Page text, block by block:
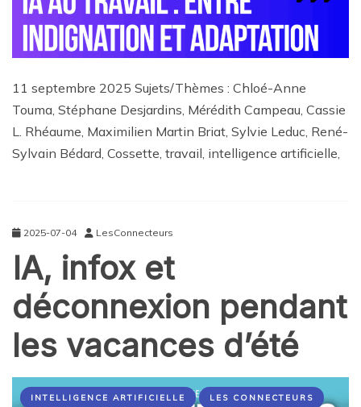
11 septembre 2025 Sujets/Thèmes : Chloé-Anne
Touma, Stéphane Desjardins, Mérédith Campeau, Cassie
L. Rhéaume, Maximilien Martin Briat, Sylvie Leduc, René-
Sylvain Bédard, Cossette, travail, intelligence artificielle,
2025-07-04 LesConnecteurs
IA, infox et
déconnexion pendant
les vacances d’été
INTELLIGENCE ARTIFICIELLE LES CONNECTEURS